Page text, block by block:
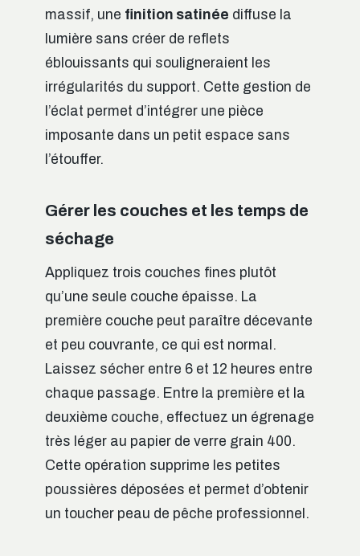
massif, une finition satinée diffuse la
lumière sans créer de reflets
éblouissants qui souligneraient les
irrégularités du support. Cette gestion de
l’éclat permet d’intégrer une pièce
imposante dans un petit espace sans
l’étouffer.
Gérer les couches et les temps de
séchage
Appliquez trois couches fines plutôt
qu’une seule couche épaisse. La
première couche peut paraître décevante
et peu couvrante, ce qui est normal.
Laissez sécher entre 6 et 12 heures entre
chaque passage. Entre la première et la
deuxième couche, effectuez un égrenage
très léger au papier de verre grain 400.
Cette opération supprime les petites
poussières déposées et permet d’obtenir
un toucher peau de pêche professionnel.